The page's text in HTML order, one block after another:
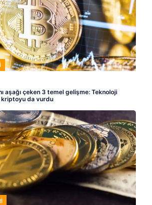
aşağı çeken 3 temel gelişme: Teknoloji
kriptoyu da vurdu